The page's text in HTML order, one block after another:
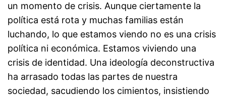
un momento de crisis. Aunque ciertamente la
política está rota y muchas familias están
luchando, lo que estamos viendo no es una crisis
política ni económica. Estamos viviendo una
crisis de identidad. Una ideología deconstructiva
ha arrasado todas las partes de nuestra
sociedad, sacudiendo los cimientos, insistiendo